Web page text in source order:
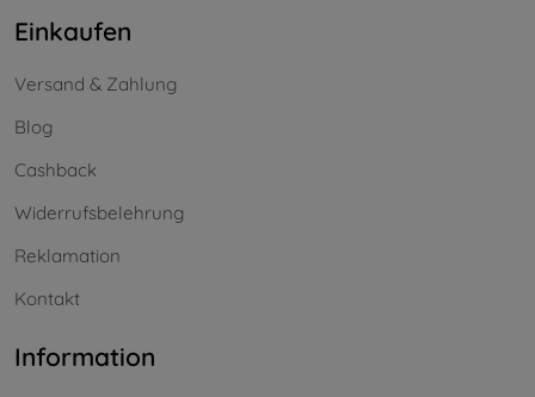
Einkaufen
Versand & Zahlung
Blog
Cashback
Widerrufsbelehrung
Reklamation
Kontakt
Information